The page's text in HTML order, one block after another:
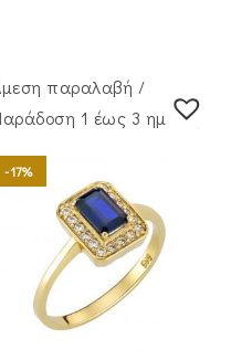
παραλαβή /
1 έως 3 ημέρες
-17%